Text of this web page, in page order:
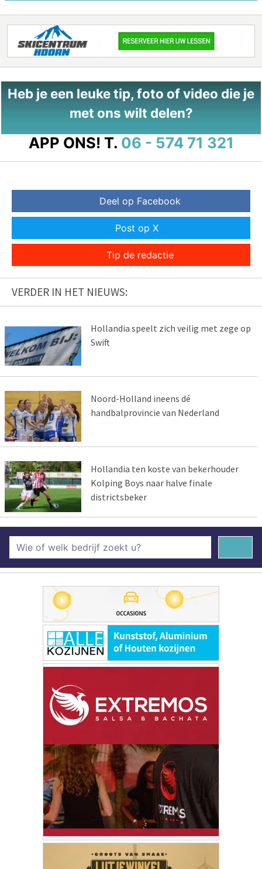
Heb je een leuke tip, foto of video die je
met ons wilt delen?
APP ONS! T. 06 - 574 71 321
Deel op Facebook
Post op X
Tip de redactie
VERDER IN HET NIEUWS:
Hollandia speelt zich veilig met zege op
Swift
Noord-Holland ineens dé
handbalprovincie van Nederland
Hollandia ten koste van bekerhouder
Kolping Boys naar halve finale
districtsbeker